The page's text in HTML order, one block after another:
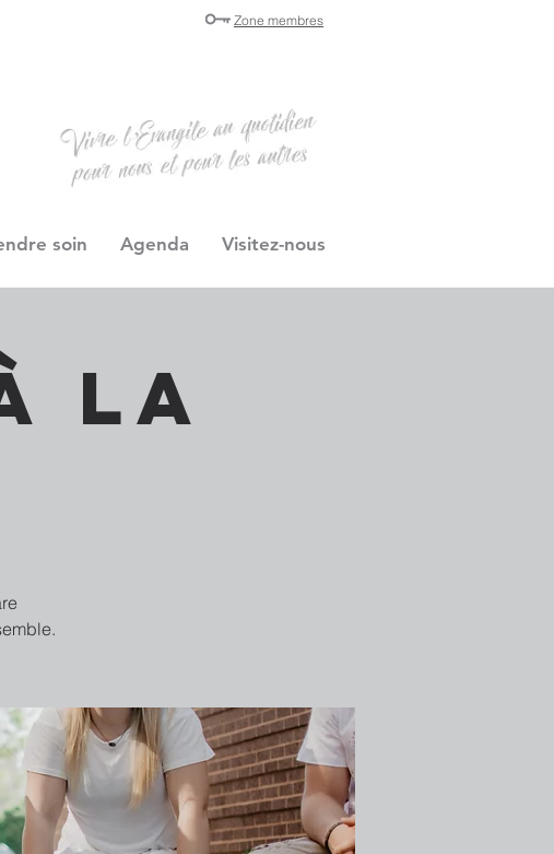
Zone membres
soin Agenda Visitez-nous
la